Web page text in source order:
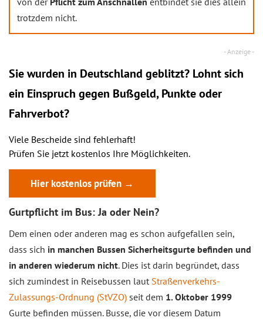
trotzdem nicht.
Sie wurden in Deutschland geblitzt? Lohnt sich
ein Einspruch gegen Bußgeld, Punkte oder
Fahrverbot?
Viele Bescheide sind fehlerhaft!
Prüfen Sie jetzt kostenlos Ihre Möglichkeiten.
Hier kostenlos prüfen →
Gurtpflicht im Bus: Ja oder Nein?
Dem einen oder anderen mag es schon aufgefallen sein,
dass sich in manchen Bussen Sicherheitsgurte befinden und
in anderen wiederum nicht. Dies ist darin begründet, dass
sich zumindest in Reisebussen laut Straßenverkehrs-
Zulassungs-Ordnung (StVZO) seit dem 1. Oktober 1999
Gurte befinden müssen. Busse, die vor diesem Datum